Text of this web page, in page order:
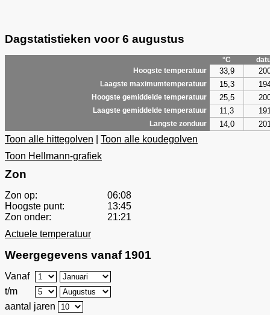
Dagstatistieken voor 6 augustus
°C
Hoogste temperatuur
33,9
Laagste maximumtemperatuur 15,3
Hoogste gemiddelde temperatuur 25,5
Laagste gemiddelde temperatuur 11,3
Langste zonduur 14,0
Toon alle hittegolven
Toon alle koudegolven
Toon Hellmann-grafiek
Zon
Zon op:
06:08
Hoogste punt:
13:45
Zon onder:
21:21
Actuele temperatuur
Weergegevens vanaf 1901
Vanaf
t/m
aantal jaren